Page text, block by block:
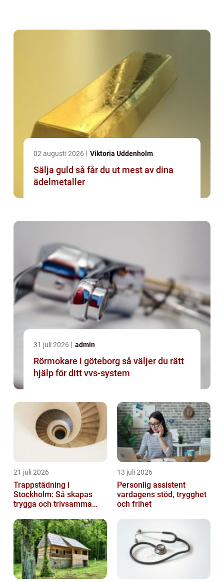
02 augusti 2026 Viktoria Uddenholm
Sälja guld så får du ut mest av dina
ädelmetaller
31 juli 2026 admin
Rörmokare i göteborg så väljer du rätt
hjälp för ditt vvs-system
21 juli 2026
Trappstädning i
Stockholm: Så skapas
trygga och trivsamma
13 juli 2026
Personlig assistent
vardagens stöd, trygghet
och frihet